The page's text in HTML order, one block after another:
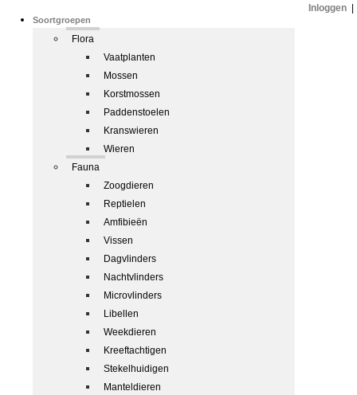
Soortgroepen
Flora
Vaatplanten
Mossen
Korstmossen
Paddenstoelen
Kranswieren
Wieren
Fauna
Zoogdieren
Reptielen
Amfibieën
Vissen
Dagvlinders
Nachtvlinders
Microvlinders
Libellen
Weekdieren
Kreeftachtigen
Stekelhuidigen
Manteldieren
Inloggen